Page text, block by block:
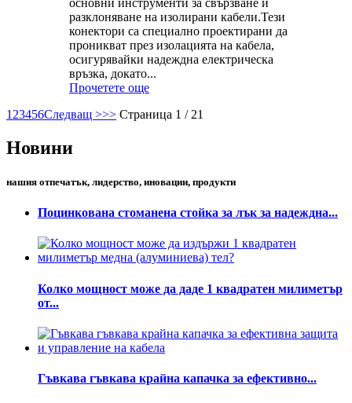
разклоняване на изолирани кабели.Тези
конектори са специално проектирани да
проникват през изолацията на кабела,
осигурявайки надеждна електрическа
връзка, докато...
Прочетете още
1 23456Следващ >>> Страница 1 / 21
Новини
нашия отпечатък, лидерство, иновации, продукти
Поцинкована стоманена стойка за лък за надеждна...
Колко мощност може да даде 1 квадратен милиметър
от...
Гъвкава гъвкава крайна капачка за ефективно...